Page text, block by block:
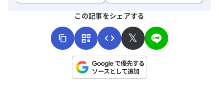
こちらは送信専用のフォームです。氏名やご自身の病気の詳細な
この記事をシェアする
𝕏